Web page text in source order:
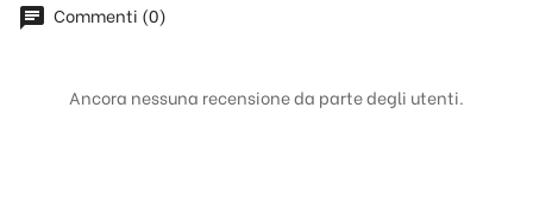
chat Commenti (0)
Ancora nessuna recensione da parte degli utenti.